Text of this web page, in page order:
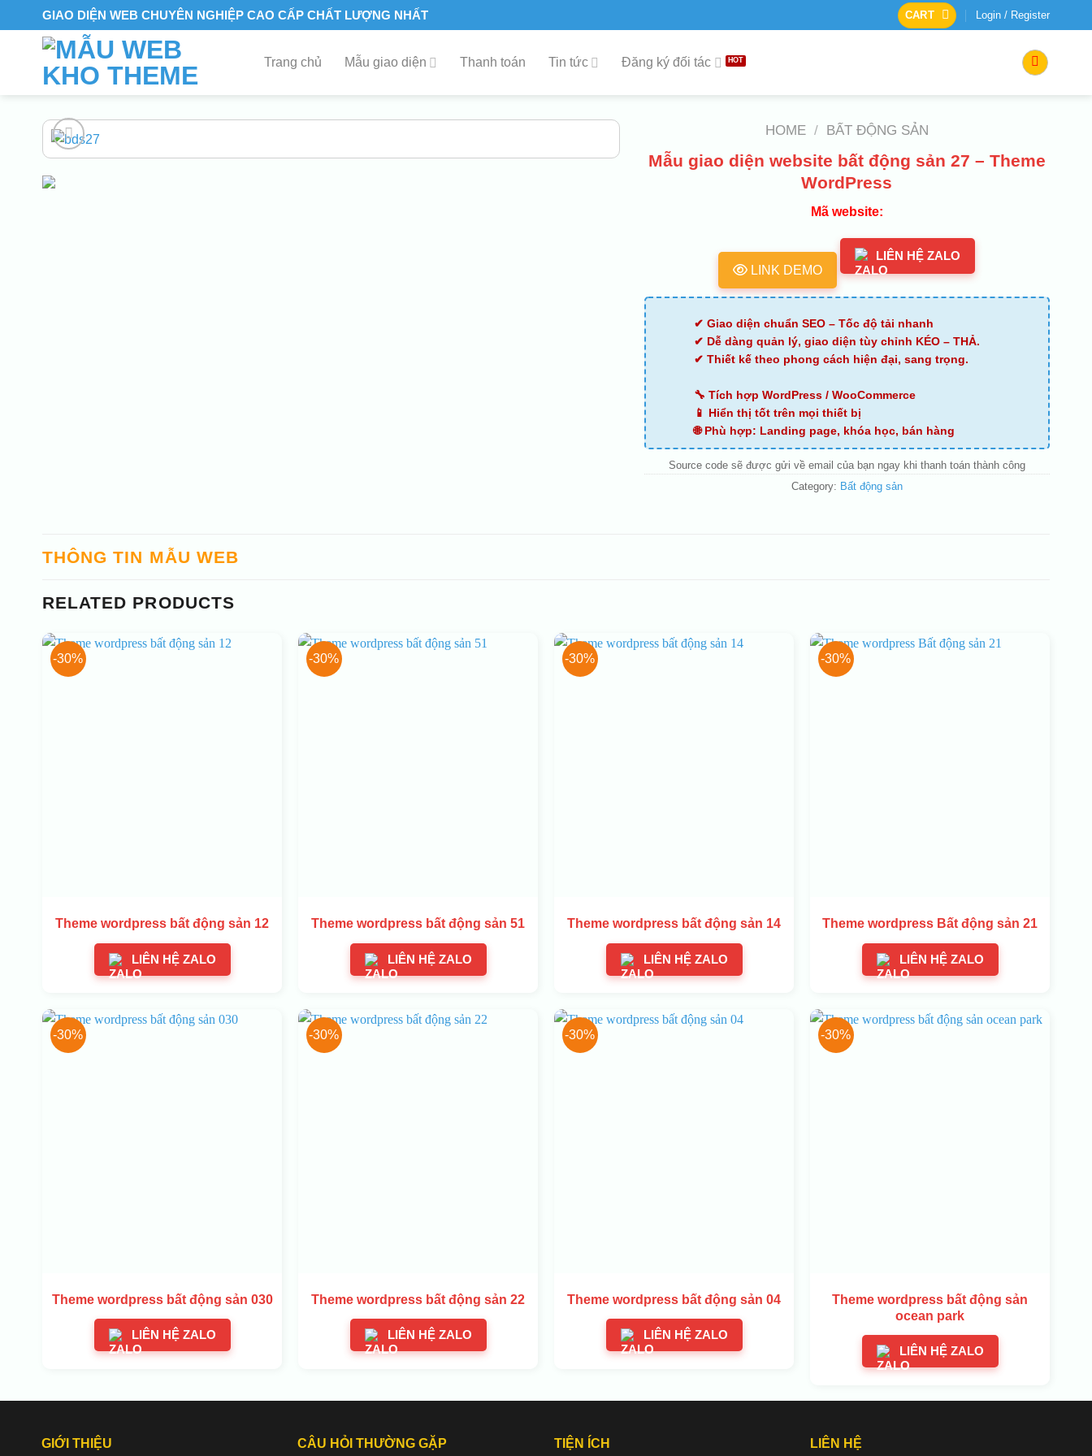
to
GIAO DIỆN WEB CHUYÊN NGHIỆP CAO CẤP CHẤT LƯỢNG NHẤT CART Login / Register
Trang chủ Mẫu giao diện Thanh toán Tin tức Đăng ký đối tác
HOME / BẤT ĐỘNG SẢN
Mẫu giao diện website bất động sản 27 – Theme
WordPress
Mã website:
LINK DEMO
LIÊN HỆ ZALO
✔ Giao diện chuẩn SEO – Tốc độ tải nhanh
✔ Dễ dàng quản lý, giao diện tùy chỉnh KÉO – THẢ.
✔ Thiết kế theo phong cách hiện đại, sang trọng.
🔧 Tích hợp WordPress / WooCommerce
📱 Hiển thị tốt trên mọi thiết bị
🌐 Phù hợp: Landing page, khóa học, bán hàng
Source code sẽ được gửi về email của bạn ngay khi thanh toán thành công
Category: Bất động sản
THÔNG TIN MẪU WEB
RELATED PRODUCTS
-30%
Theme wordpress bất động sản 12
LIÊN HỆ ZALO
-30%
Theme wordpress bất động sản 51
LIÊN HỆ ZALO
-30%
Theme wordpress bất động sản 14
LIÊN HỆ ZALO
-30%
Theme wordpress Bất động sản 21
LIÊN HỆ ZALO
-30%
Theme wordpress bất động sản 030
LIÊN HỆ ZALO
-30%
Theme wordpress bất động sản 22
LIÊN HỆ ZALO
-30%
Theme wordpress bất động sản 04
LIÊN HỆ ZALO
-30%
Theme wordpress bất động sản
ocean park
LIÊN HỆ ZALO
GIỚI THIỆU CÂU HỎI THƯỜNG GẶP TIỆN ÍCH LIÊN HỆ